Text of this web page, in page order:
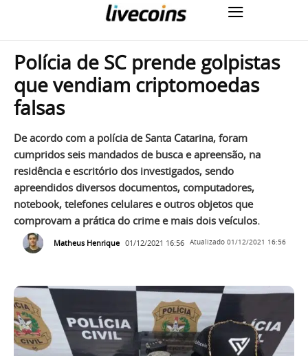
Polícia de SC prende golpistas
que vendiam criptomoedas
falsas
De acordo com a polícia de Santa Catarina, foram
cumpridos seis mandados de busca e apreensão, na
residência e escritório dos investigados, sendo
apreendidos diversos documentos, computadores,
notebook, telefones celulares e outros objetos que
comprovam a prática do crime e mais dois veículos.
Matheus Henrique 01/12/2021 16:56 Atualizado 01/12/2021 16:56